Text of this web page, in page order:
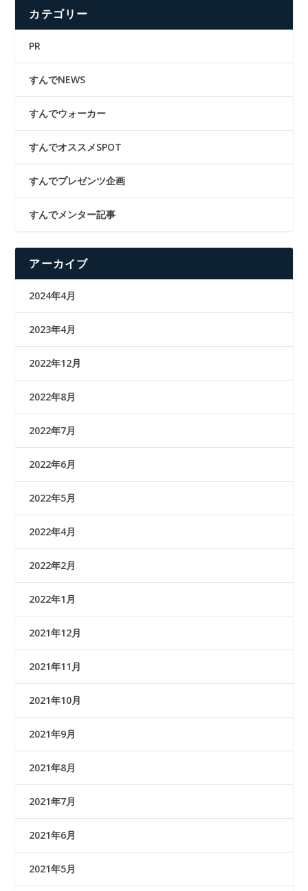
カテゴリー
PR
すんでNEWS
すんでウォーカー
すんでオススメSPOT
すんでプレゼンツ企画
すんでメンター記事
アーカイブ
2024年4月
2023年4月
2022年12月
2022年8月
2022年7月
2022年6月
2022年5月
2022年4月
2022年2月
2022年1月
2021年12月
2021年11月
2021年10月
2021年9月
2021年8月
2021年7月
2021年6月
2021年5月